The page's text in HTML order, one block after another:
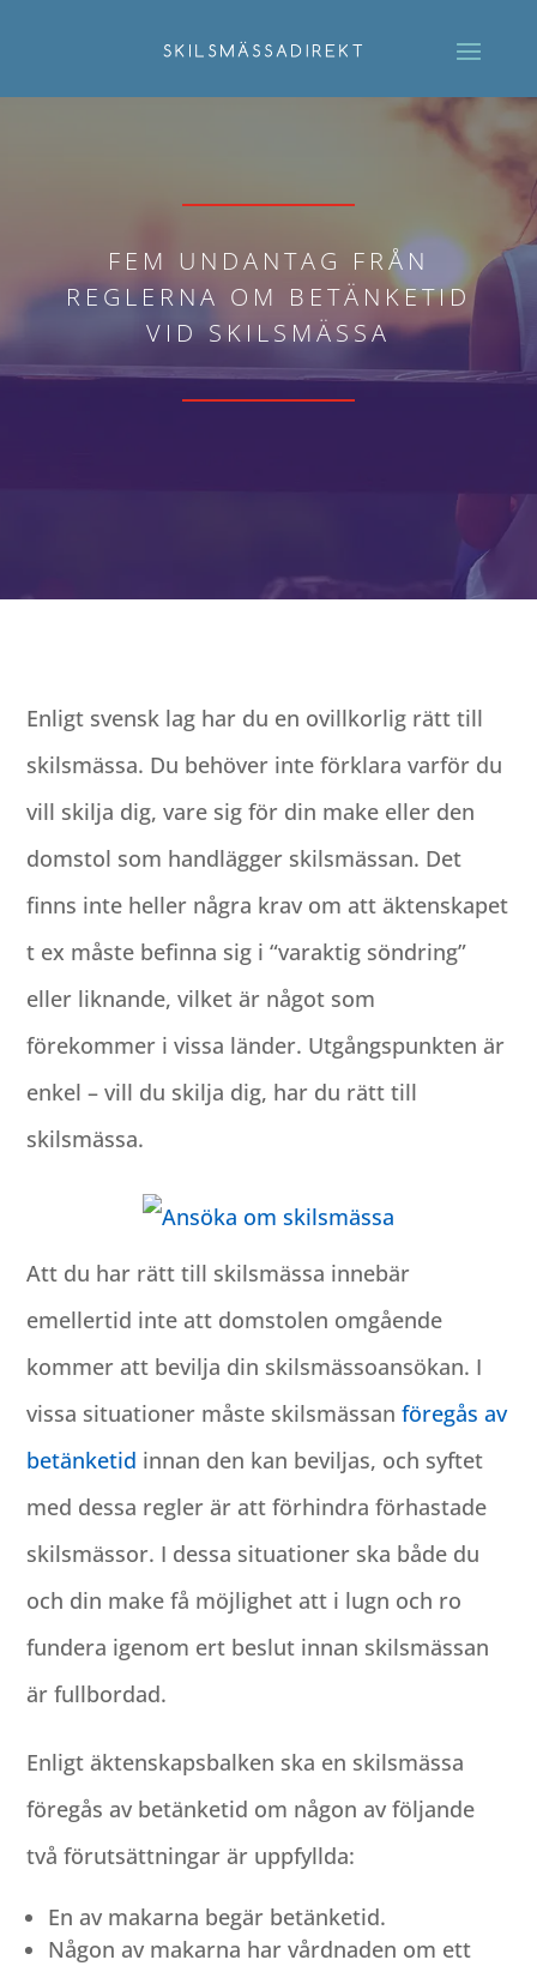
FEM UNDANTAG FRÅN
REGLERNA OM BETÄNKETID
VID SKILSMÄSSA
Enligt svensk lag har du en ovillkorlig rätt till
skilsmässa. Du behöver inte förklara varför du
vill skilja dig, vare sig för din make eller den
domstol som handlägger skilsmässan. Det
finns inte heller några krav om att äktenskapet
t ex måste befinna sig i “varaktig söndring”
eller liknande, vilket är något som
förekommer i vissa länder. Utgångspunkten är
enkel – vill du skilja dig, har du rätt till
skilsmässa.
Att du har rätt till skilsmässa innebär
emellertid inte att domstolen omgående
kommer att bevilja din skilsmässoansökan. I
vissa situationer måste skilsmässanföregås av
betänketid innan den kan beviljas, och syftet
med dessa regler är att förhindra förhastade
skilsmässor. I dessa situationer ska både du
och din make få möjlighet att i lugn och ro
fundera igenom ert beslut innan skilsmässan
är fullbordad.
Enligt äktenskapsbalken ska en skilsmässa
föregås av betänketid om någon av följande
två förutsättningar är uppfyllda:
En av makarna begär betänketid.
Någon av makarna har vårdnaden om ett